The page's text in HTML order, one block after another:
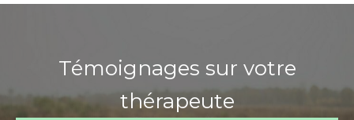
Témoignages sur votre
thérapeute